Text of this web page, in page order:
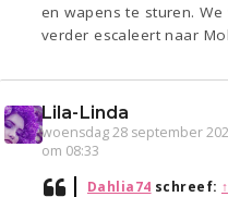
en wapens te sturen.
verder escaleert naar
Lila-Linda
woensdag 28 september
om 08:33
Dahlia74 schreef: ↑